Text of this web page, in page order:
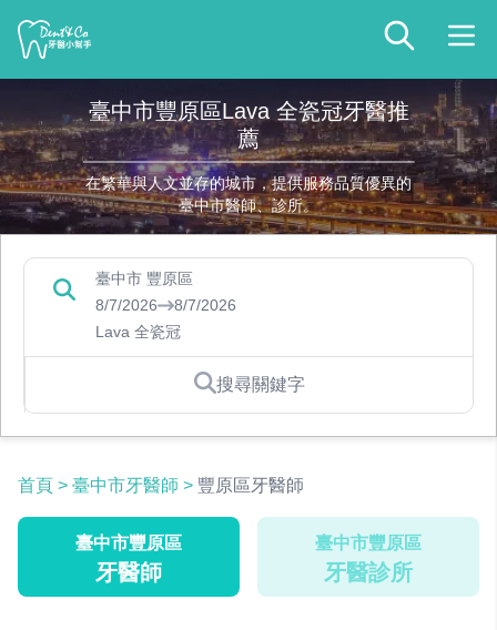
臺中市豐原區Lava 全瓷冠牙醫推
薦
在繁華與人文並存的城市，提供服務品質優異的
臺中市醫師、診所。
臺中市 豐原區
8/7/2026
8/7/2026
Lava 全瓷冠
搜尋關鍵字
首頁 > 臺中市牙醫師 > 豐原區牙醫師
臺中市豐原區
牙醫師
臺中市豐原區
牙醫診所